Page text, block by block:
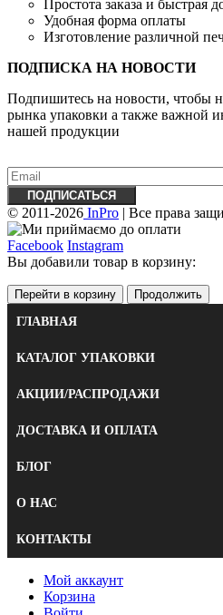
Простота заказа и быстрая
Удобная форма оплаты
Изготовление различной
ПОДПИСКА НА НОВОСТИ
Подпишитесь на новости, чтобы
рынка упаковки а также важной
нашей продукции
© 2011-2026 InPro | Все права
Facebook Instagram
Вы добавили товар в корзину:
Перейти в корзину
Продолжить
ГЛАВНАЯ
КАТАЛОГ УПАКОВКИ
АКЦИИ/РАСПРОДАЖИ
ДОСТАВКА И ОПЛАТА
БЛОГ
О НАС
КОНТАКТЫ
Мой аккаунт
Корзина